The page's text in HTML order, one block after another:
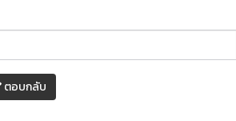
ตอบกลับ